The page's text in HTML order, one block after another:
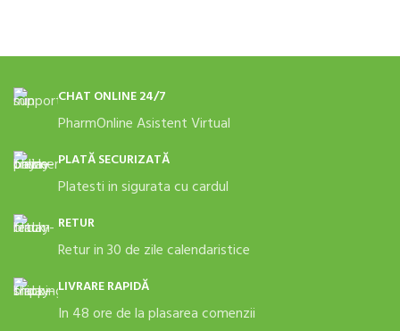
CHAT ONLINE 24/7
PharmOnline Asistent Virtual
PLATĂ SECURIZATĂ
Platesti in sigurata cu cardul
RETUR
Retur in 30 de zile calendaristice
LIVRARE RAPIDĂ
In 48 ore de la plasarea comenzii